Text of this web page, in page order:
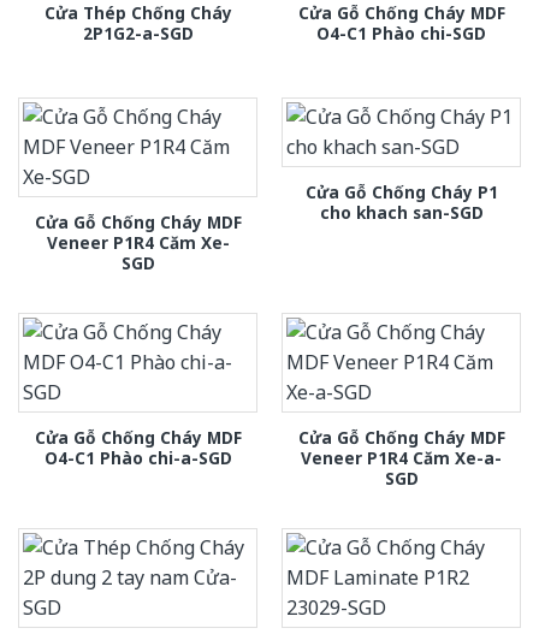
Cửa Thép Chống Cháy
2P1G2-a-SGD
Cửa Gỗ Chống Cháy MDF
O4-C1 Phào chi-SGD
Cửa Gỗ Chống Cháy MDF
Veneer P1R4 Căm Xe-
SGD
Cửa Gỗ Chống Cháy P1
cho khach san-SGD
Cửa Gỗ Chống Cháy MDF
O4-C1 Phào chi-a-SGD
Cửa Gỗ Chống Cháy MDF
Veneer P1R4 Căm Xe-a-
SGD